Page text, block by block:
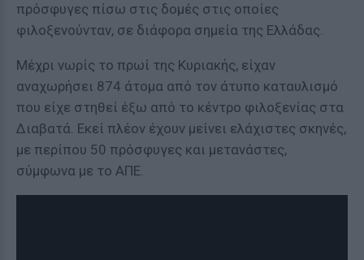
πρόσφυγες πίσω στις δομές στις οποίες
φιλοξενούνταν, σε διάφορα σημεία της Ελλάδας.
Μέχρι νωρίς το πρωί της Κυριακής, είχαν
αναχωρήσει 874 άτομα από τον άτυπο καταυλισμό
που είχε στηθεί έξω από το κέντρο φιλοξενίας στα
Διαβατά. Εκεί πλέον έχουν μείνει ελάχιστες σκηνές,
με περίπου 50 πρόσφυγες και μετανάστες,
σύμφωνα με το ΑΠΕ.